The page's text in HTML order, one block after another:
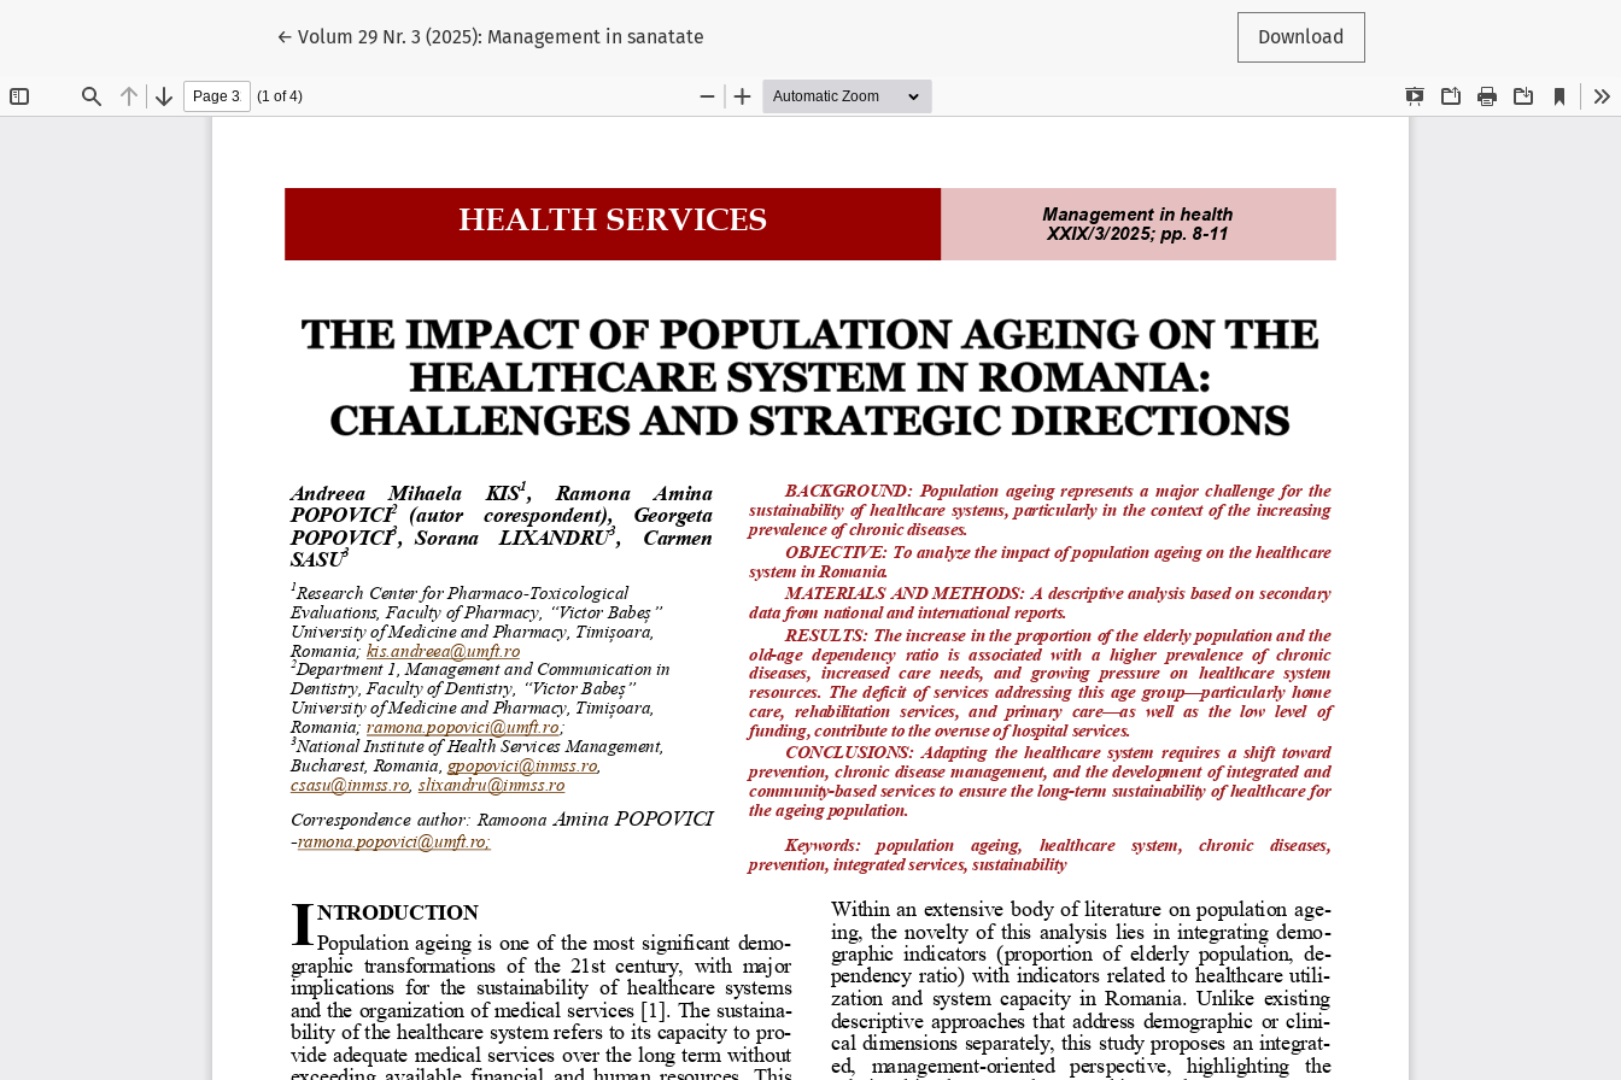
←Reveniți la detaliile articolului
Volum 29 Nr. 3 (2025): Management in sanatate Download